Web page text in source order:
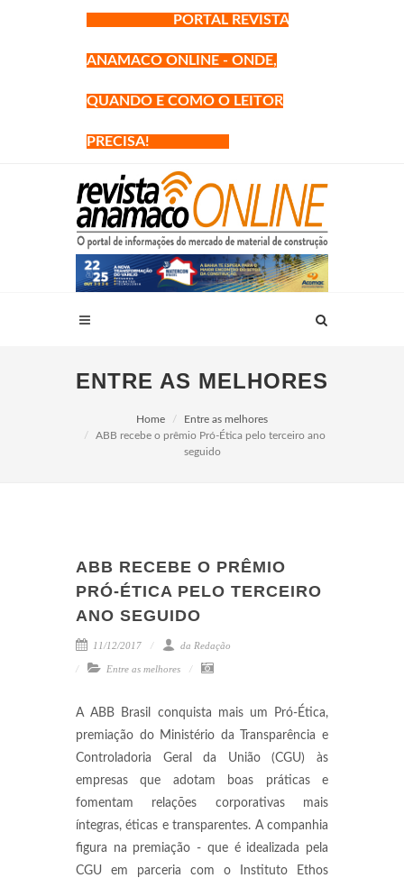
PORTAL REVISTA
ANAMACO ONLINE - ONDE,
QUANDO E COMO O LEITOR
PRECISA!
ENTRE AS MELHORES
Home
Entre as melhores
ABB recebe o prêmio Pró-Ética pelo terceiro ano
seguido
ABB RECEBE O PRÊMIO
PRÓ-ÉTICA PELO TERCEIRO
ANO SEGUIDO
11/12/2017 da Redação
Entre as melhores
A ABB Brasil conquista mais um Pró-Ética,
premiação do Ministério da Transparência e
Controladoria Geral da União (CGU) às
empresas que adotam boas práticas e
fomentam relações corporativas mais
íntegras, éticas e transparentes. A companhia
figura na premiação - que é idealizada pela
CGU em parceria com o Instituto Ethos